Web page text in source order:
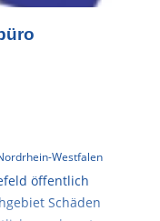
Westfalen
öffentlich
Schäden